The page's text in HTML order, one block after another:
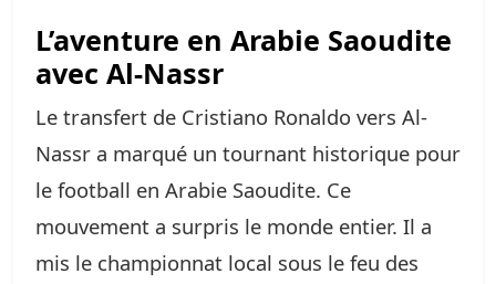
L’aventure en Arabie Saoudite
avec Al-Nassr
Le transfert de Cristiano Ronaldo vers Al-
Nassr a marqué un tournant historique pour
le football en Arabie Saoudite. Ce
mouvement a surpris le monde entier. Il a
mis le championnat local sous le feu des